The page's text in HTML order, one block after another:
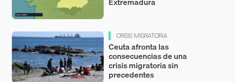
CRISIS MIGRATORIA
Ceuta afronta las
consecuencias de una
crisis migratoria sin
precedentes